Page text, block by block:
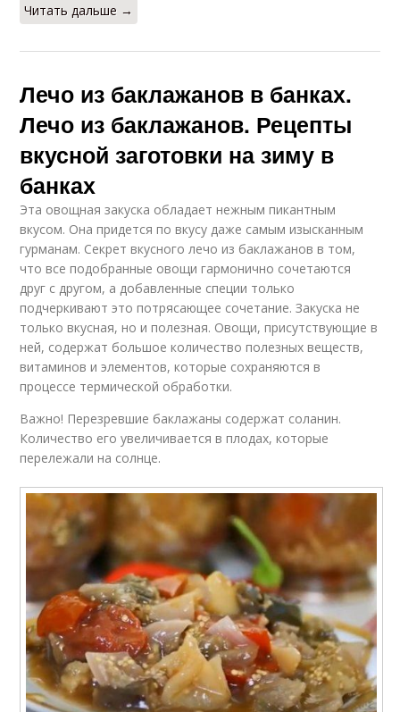
Читать дальше →
Лечо из баклажанов в банках.
Лечо из баклажанов. Рецепты
вкусной заготовки на зиму в
банках
Эта овощная закуска обладает нежным пикантным
вкусом. Она придется по вкусу даже самым изысканным
гурманам. Секрет вкусного лечо из баклажанов в том,
что все подобранные овощи гармонично сочетаются
друг с другом, а добавленные специи только
подчеркивают это потрясающее сочетание. Закуска не
только вкусная, но и полезная. Овощи, присутствующие в
ней, содержат большое количество полезных веществ,
витаминов и элементов, которые сохраняются в
процессе термической обработки.
Важно! Перезревшие баклажаны содержат соланин.
Количество его увеличивается в плодах, которые
перележали на солнце.